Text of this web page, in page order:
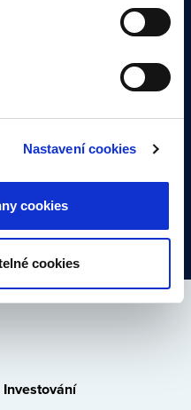
Nastavení cookies
cookies
cookies
žádnou novinku ze
k odběru dáváte souhlas
Investování